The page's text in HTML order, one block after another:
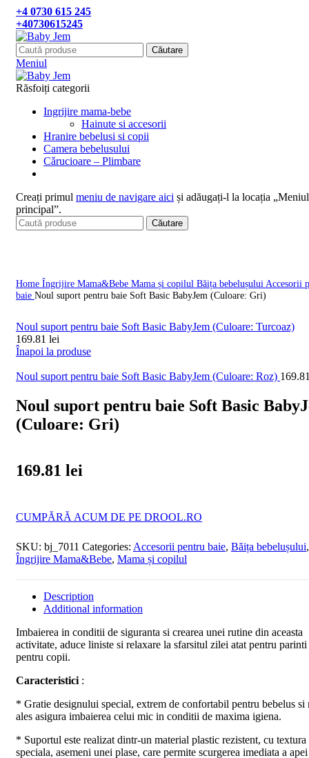
+4 0730 615 245
+40730615245
Căutare
Meniul
Răsfoiți categorii
Ingrijire mama-bebe
Hainute si accesorii
Hranire bebelusi si copii
Camera bebelusului
Cǎrucioare – Plimbare
Creați primul meniu de navigare aici și adăugați-l la locația „Meniul
principal”.
Căutare
Home Îngrijire Mama&Bebe Mama și copilul Băița bebelușului Accesorii
baie Noul suport pentru baie Soft Basic BabyJem (Culoare: Gri)
Noul suport pentru baie Soft Basic BabyJem (Culoare: Turcoaz)
169.81 lei
Înapoi la produse
Noul suport pentru baie Soft Basic BabyJem (Culoare: Roz)
Noul suport pentru baie Soft Basic
(Culoare: Gri)
169.81 lei
CUMPĂRĂ ACUM DE PE DROOL.RO
SKU: bj_7011 Categories: Accesorii pentru baie, Băița bebelușului,
Îngrijire Mama&Bebe, Mama și copilul
Description
Additional information
Imbaierea in conditii de siguranta si crearea unei rutine din aceasta
activitate, aduce liniste si relaxare la sfarsitul zilei atat pentru parinti
pentru copii.
Caracteristici :
* Gratie designului special, extrem de confortabil pentru bebelus si
ales asigura imbaierea celui mic in conditii de maxima igiena.
* Suportul este realizat dintr-un material plastic rezistent, cu textura
speciala, asemeni unei plase, care permite scurgerea imediata a